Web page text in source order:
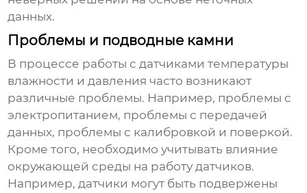
данных.
Проблемы и подводные камни
В процессе работы сдатчиками температуры
влажности и давления часто возникают
различные проблемы. Например, проблемы с
электропитанием, проблемы с передачей
данных, проблемы с калибровкой и поверкой.
Кроме того, необходимо учитывать влияние
окружающей среды на работудатчиков.
Например,датчики могут быть подвержены